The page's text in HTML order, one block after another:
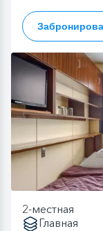
2-местная
Главная